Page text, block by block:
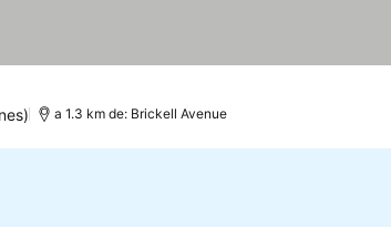
a 1.3 km de: Brickell Avenue